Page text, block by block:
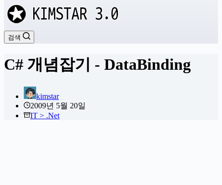
검색
C# 개념잡기 - DataBinding
kimstar
2009년 5월 20일
IT > .Net